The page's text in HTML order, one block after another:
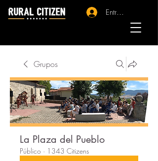
Entrar - Registro
Grupos
La Plaza del Pueblo
Público · 1343 Citizens